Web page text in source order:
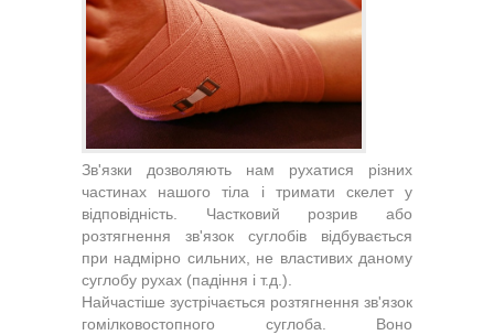
Зв'язки дозволяють нам рухатися різних
частинах нашого тіла і тримати скелет у
відповідність. Частковий розрив або
розтягнення зв'язок суглобів відбувається
при надмірно сильних, не властивих даному
суглобу рухах (падіння і т.д.).
Найчастіше зустрічається розтягнення зв'язок
гомілковостопного суглоба. Воно